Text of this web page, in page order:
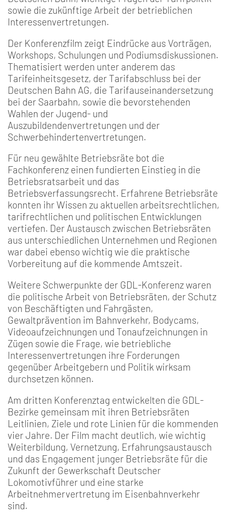
sowie die zukünftige Arbeit der betrieblichen
Interessenvertretungen.
Der Konferenzfilm zeigt Eindrücke aus Vorträgen,
Workshops, Schulungen und Podiumsdiskussionen.
Thematisiert werden unter anderem das
Tarifeinheitsgesetz, der Tarifabschluss bei der
Deutschen Bahn AG, die Tarifauseinandersetzung
bei der Saarbahn, sowie die bevorstehenden
Wahlen der Jugend- und
Auszubildendenvertretungen und der
Schwerbehindertenvertretungen.
Für neu gewählte Betriebsräte bot die
Fachkonferenz einen fundierten Einstieg in die
Betriebsratsarbeit und das
Betriebsverfassungsrecht. Erfahrene Betriebsräte
konnten ihr Wissen zu aktuellen arbeitsrechtlichen,
tarifrechtlichen und politischen Entwicklungen
vertiefen. Der Austausch zwischen Betriebsräten
aus unterschiedlichen Unternehmen und Regionen
war dabei ebenso wichtig wie die praktische
Vorbereitung auf die kommende Amtszeit.
Weitere Schwerpunkte der GDL-Konferenz waren
die politische Arbeit von Betriebsräten, der Schutz
von Beschäftigten und Fahrgästen,
Gewaltprävention im Bahnverkehr, Bodycams,
Videoaufzeichnungen und Tonaufzeichnungen in
Zügen sowie die Frage, wie betriebliche
Interessenvertretungen ihre Forderungen
gegenüber Arbeitgebern und Politik wirksam
durchsetzen können.
Am dritten Konferenztag entwickelten die GDL-
Bezirke gemeinsam mit ihren Betriebsräten
Leitlinien, Ziele und rote Linien für die kommenden
vier Jahre. Der Film macht deutlich, wie wichtig
Weiterbildung, Vernetzung, Erfahrungsaustausch
und das Engagement junger Betriebsräte für die
Zukunft der Gewerkschaft Deutscher
Lokomotivführer und eine starke
Arbeitnehmervertretung im Eisenbahnverkehr
sind.